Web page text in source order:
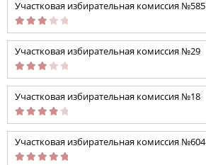
Участковая избирательная комиссия №585
Участковая избирательная комиссия №29
Участковая избирательная комиссия №18
Участковая избирательная комиссия №604